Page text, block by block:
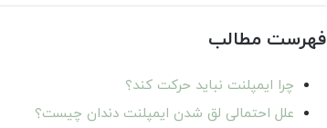
فهرست مطالب
چرا ایمپلنت نباید حرکت کند؟
علل احتمالی لق شدن ایمپلنت دندان چیست؟